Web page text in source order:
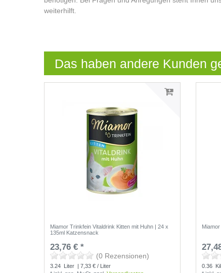
weiterhilft.
Das haben andere Kunden
Miamor Trinkfein Vitaldrink Kitten mit Huhn | 24 x
135ml Katzensnack
23,76 € *
(0 Rezensionen)
3.24 Liter | 7,33 € / Liter
0.36